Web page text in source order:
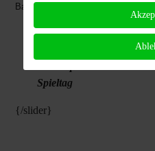
Bader
Spieltag
{/slider}